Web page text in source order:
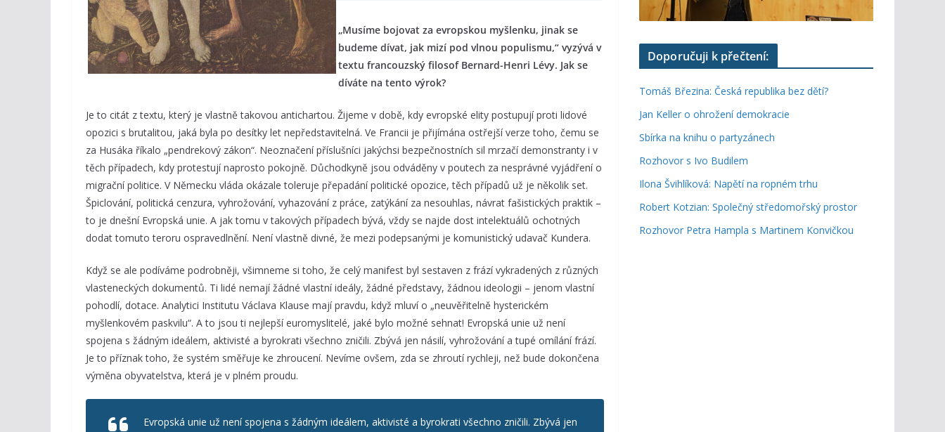
„Musíme bojovat za evropskou myšlenku, jinak se
budeme dívat, jak mizí pod vlnou populismu,“ vyzývá v
textu francouzský filosof Bernard-Henri Lévy. Jak se
díváte na tento výrok?
Je to citát z textu, který je vlastně takovou antichartou. Žijeme v době, kdy evropské elity postupují proti lidové
opozici s brutalitou, jaká byla po desítky let nepředstavitelná. Ve Francii je přijímána ostřejší verze toho, čemu se
za Husáka říkalo „pendrekový zákon“. Neoznačení příslušníci jakýchsi bezpečnostních sil mrzačí demonstranty i v
těch případech, kdy protestují naprosto pokojně. Důchodkyně jsou odváděny v poutech za nesprávné vyjádření o
migrační politice. V Německu vláda okázale toleruje přepadání politické opozice, těch případů už je několik set.
Špiclování, politická cenzura, vyhrožování, vyhazování z práce, zatýkání za nesouhlas, návrat fašistických praktik –
to je dnešní Evropská unie. A jak tomu v takových případech bývá, vždy se najde dost intelektuálů ochotných
dodat tomuto teroru ospravedlnění. Není vlastně divné, že mezi podepsanými je komunistický udavač Kundera.
Když se ale podíváme podrobněji, všimneme si toho, že celý manifest byl sestaven z frází vykradených z různých
vlasteneckých dokumentů. Ti lidé nemají žádné vlastní ideály, žádné představy, žádnou ideologii – jenom vlastní
pohodlí, dotace. Analytici Institutu Václava Klause mají pravdu, když mluví o „neuvěřitelně hysterickém
myšlenkovém paskvilu“. A to jsou ti nejlepší euromyslitelé, jaké bylo možné sehnat! Evropská unie už není
spojena s žádným ideálem, aktivisté a byrokrati všechno zničili. Zbývá jen násilí, vyhrožování a tupé omílání frází.
Je to příznak toho, že systém směřuje ke zhroucení. Nevíme ovšem, zda se zhroutí rychleji, než bude dokončena
výměna obyvatelstva, která je v plném proudu.
Evropská unie už není spojena s žádným ideálem, aktivisté a byrokrati všechno zničili. Zbývá jen
Doporučuji k přečtení:
Tomáš Březina: Česká republika bez dětí?
Jan Keller o ohrožení demokracie
Sbírka na knihu o partyzánech
Rozhovor s Ivo Budilem
Ilona Švihlíková: Napětí na ropném trhu
Robert Kotzian: Společný středomořský prostor
Rozhovor Petra Hampla s Martinem Konvičkou